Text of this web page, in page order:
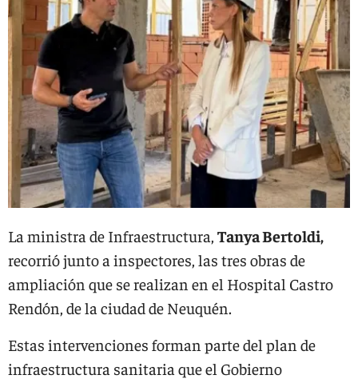
La ministra de Infraestructura, Tanya Bertoldi,
recorrió junto a inspectores, las tres obras de
ampliación que se realizan en el Hospital Castro
Rendón, de la ciudad de Neuquén.
Estas intervenciones forman parte del plan de
infraestructura sanitaria que el Gobierno